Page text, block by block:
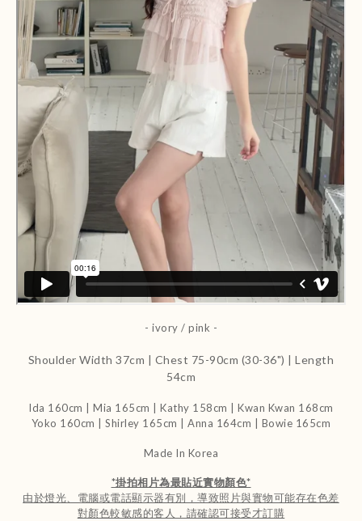
- ivory / pink -
Shoulder Width 37cm | Chest 75-90cm (30-36") | Length
54cm
Ida 160cm | Mia 165cm | Kathy 158cm |Kwan Kwan 168cm
Yoko 160cm | Shirley 165cm
| Anna 164cm | Bowie 165cm
Made In Korea
*掛拍相片為最貼近實物顏色*
由於燈光、電腦或電話顯示器有別，導致照片與實物可能存在色差
對顏色較敏感的客人，請確認可接受才訂購